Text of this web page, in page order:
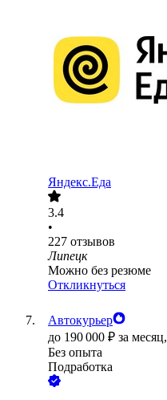
Яндекс.Еда
3.4
•
227 отзывов
Липецк
Можно без резюме
Откликнуться
Автокурьер
до 190 000 ₽ за месяц,
Без опыта
Подработка